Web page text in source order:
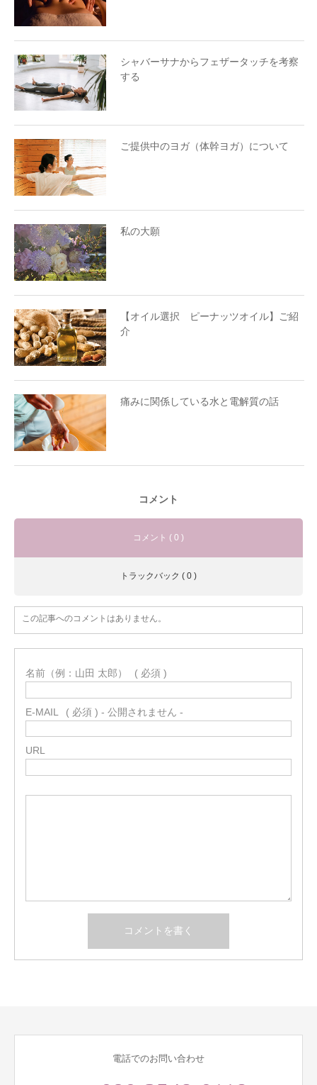
シャバーサナからフェザータッチを考察
する
ご提供中のヨガ（体幹ヨガ）について
私の大願
【オイル選択 ピーナッツオイル】ご紹
介
痛みに関係している水と電解質の話
コメント
コメント ( 0 )
トラックバック ( 0 )
この記事へのコメントはありません。
名前（例：山田 太郎） ( 必須 )
E-MAIL ( 必須 ) - 公開されません -
URL
電話でのお問い合わせ